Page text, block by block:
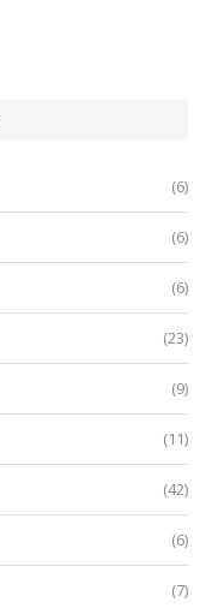
(6)
(6)
(6)
(23)
(9)
(11)
(42)
(6)
(7)